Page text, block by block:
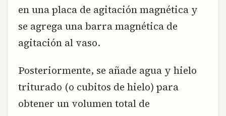
en una placa de agitación magnética y
se agrega una barra magnética de
agitación al vaso.
Posteriormente, se añade agua y hielo
triturado (o cubitos de hielo) para
obtener un volumen total de